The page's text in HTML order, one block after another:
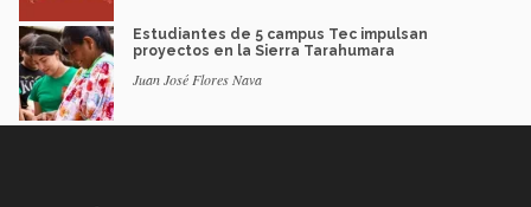
Estudiantes de 5 campus Tec impulsan
proyectos en la Sierra Tarahumara
Juan José Flores Nava